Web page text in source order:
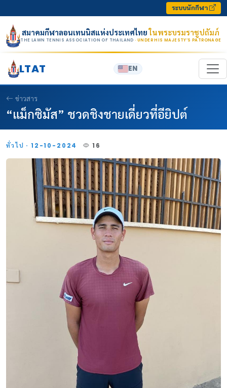
ระบบนักกีฬา
สมาคมกีฬาลอนเทนนิสแห่งประเทศไทยในพระบรมราชูปถัมภ์
THE LAWN TENNIS ASSOCIATION OF THAILAND · UNDER HIS MAJESTY’S PATRONAGE
LTAT EN
ข่าวสาร
“แม็กซิมัส” ชวดชิงชายเดี่ยวที่อียิปต์
ทั่วไป · 12-10-2024 16